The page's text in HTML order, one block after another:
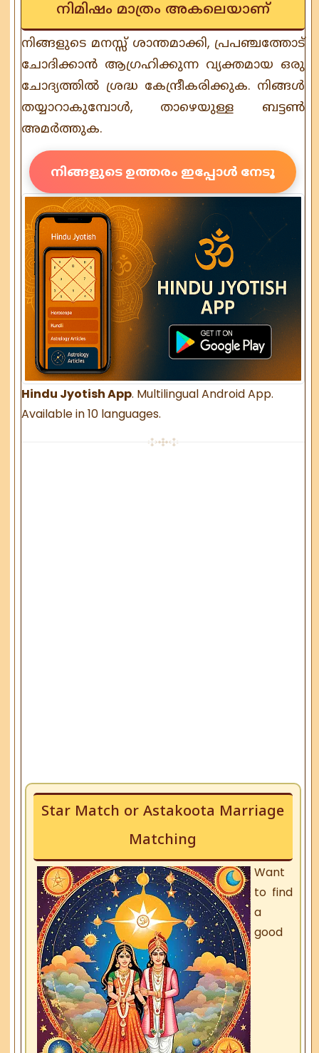
നിമിഷം മാത്രം അകലെയാണ്
നിങ്ങളുടെ മനസ്സ് ശാന്തമാക്കി, പ്രപഞ്ചത്തോട്
ചോദിക്കാൻ ആഗ്രഹിക്കുന്ന വ്യക്തമായ ഒരു
ചോദ്യത്തിൽ ശ്രദ്ധ കേന്ദ്രീകരിക്കുക. നിങ്ങൾ
തയ്യാറാകുമ്പോൾ, താഴെയുള്ള ബട്ടൺ
അമർത്തുക.
നിങ്ങളുടെ ഉത്തരം ഇപ്പോൾ നേടൂ
Hindu Jyotish App. Multilingual Android App.
Available in 10 languages.
Star Match or Astakoota Marriage
Matching
Want
to find
a
good